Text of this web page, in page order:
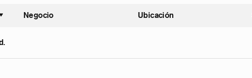
Ordenar ascendente
Negocio Ubicación